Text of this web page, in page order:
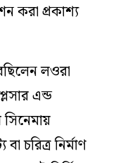
করা প্রকাশ্য
লওরা
এন্ড
সিনেমায়
চরিত্র নির্মাণ